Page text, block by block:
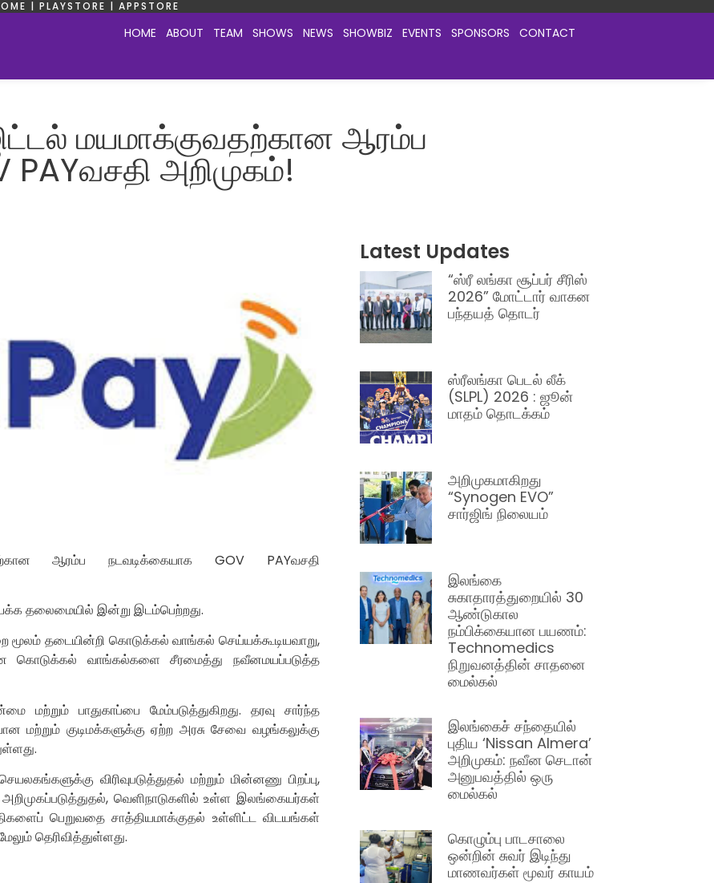
| PLAYSTORE | APPSTORE
HOME ABOUT TEAM SHOWS NEWS SHOWBIZ EVENTS SPONSORS CONTACT
மயமாக்குவதற்கான ஆரம்ப
அறிமுகம்!
ஆரம்ப நடவடிக்கையாக GOV PAYவசதி
தலைமையில் இன்று இடம்பெற்றது.
மூலம் தடையின்றி கொடுக்கல் வாங்கல் செய்யக்கூடியவாறு,
கொடுக்கல் வாங்கல்களை சீரமைத்து நவீனமயப்படுத்த
மற்றும் பாதுகாப்பை மேம்படுத்துகிறது. தரவு சார்ந்த
மற்றும் குடிமக்களுக்கு ஏற்ற அரசு சேவை வழங்கலுக்கு
விரிவுபடுத்துதல் மற்றும் மின்னணு பிறப்பு,
வெளிநாடுகளில் உள்ள இலங்கையர்கள்
பெறுவதை சாத்தியமாக்குதல் உள்ளிட்ட விடயங்கள்
தெரிவித்துள்ளது.
Latest Updates
“ஸ்ரீ லங்கா சூப்பர் சீரிஸ்
2026” மோட்டார் வாகன
பந்தயத் தொடர்
ஸ்ரீலங்கா பெடல் லீக்
(SLPL) 2026 : ஜூன்
மாதம் தொடக்கம்
அறிமுகமாகிறது
“Synogen EVO”
சார்ஜிங் நிலையம்
இலங்கை
சுகாதாரத்துறையில் 30
ஆண்டுகால
நம்பிக்கையான பயணம்:
Technomedics
நிறுவனத்தின் சாதனை
மைல்கல்
இலங்கைச் சந்தையில்
புதிய ‘Nissan Almera’
அறிமுகம்: நவீன செடான்
அனுபவத்தில் ஒரு
மைல்கல்
கொழும்பு பாடசாலை
ஒன்றின் சுவர் இடிந்து
மாணவர்கள் மூவர் காயம்